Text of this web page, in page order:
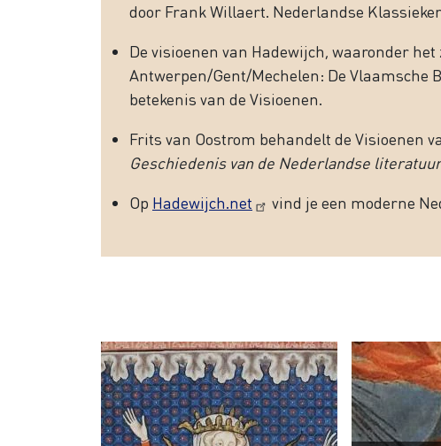
door Frank Willaert. Nederlandse
De visioenen van Hadewijch, waaronder
Antwerpen/Gent/Mechelen: De Vlaamsche
betekenis van de Visioenen.
Frits van Oostrom behandelt de Visioenen
Geschiedenis van de Nederlandse
Op Hadewijch.net vind je een moderne